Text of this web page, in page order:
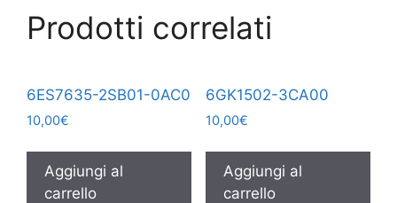
Prodotti correlati
6ES7635-2SB01-0AC0
10,00€
Aggiungi al
carrello
6GK1502-3CA00
10,00€
Aggiungi al
carrello